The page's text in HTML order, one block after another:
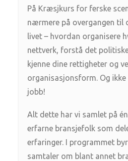
På Kræsjkurs for ferske
nærmere på overgangen til
livet – hvordan organisere
nettverk, forstå det
kjenne dine rettigheter og
organisasjonsform. Og
jobb!
Alt dette har vi samlet på
erfarne bransjefolk som
erfaringer. I programmet
samtaler om blant annet